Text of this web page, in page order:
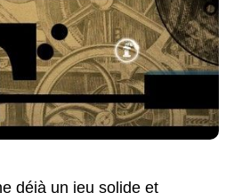
déjà un jeu solide et